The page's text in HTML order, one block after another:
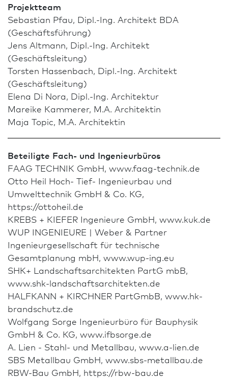
Projektteam
Sebastian Pfau, Dipl.-Ing. Architekt BDA
(Geschäftsführung)
Jens Altmann, Dipl.-Ing. Architekt
(Geschäftsleitung)
Torsten Hassenbach, Dipl.-Ing. Architekt
(Geschäftsleitung)
Elena Di Nora, Dipl.-Ing. Archi­tektur
Mareike Kammerer, M.A. Architekt­in
Maja Topic, M.A. Architekt­in
Beteiligte Fach- und Ingenieurbüros
FAAG TECHNIK GmbH, www.faag-technik.de
Otto Heil Hoch- Tief- Ingenieurbau und
Umwelttechnik GmbH & Co. KG,
https://ottoheil.de
KREBS + KIEFER Ingenieure GmbH, www.kuk.de
WUP INGENIEURE | Weber & Partner
Ingenieurgesellschaft für technische
Gesamtplanung mbH, www.wup-ing.eu
SHK+ Landschafts­architekten PartG mbB,
www.shk-landschaftsarchitekten.de
HALFKANN + KIRCHNER PartGmbB, www.hk-
brandschutz.de
Wolfgang Sorge Ingenieurbüro für Bauphysik
GmbH & Co. KG, www.ifbsorge.de
A. Lien - Stahl- und Metallbau, www.a-lien.de
SBS Metallbau GmbH, www.sbs-metallbau.de
RBW-Bau GmbH, https://rbw-bau.de